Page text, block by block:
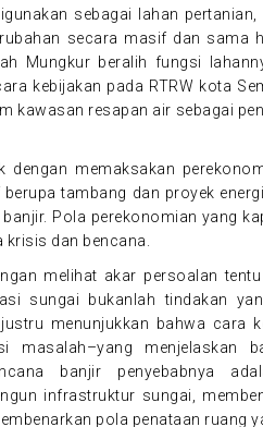
sebagai lahan
secara masif dan sama
Mungkur beralih fungsi
kebijakan pada RTRW kota
kawasan resapan air sebagai
dengan memaksakan
tambang dan proyek
Pola perekonomian yang
dan bencana.
melihat akar persoalan
sungai bukanlah tindakan
menunjukkan bahwa cara
masalah–yang menjelaskan
banjir penyebabnya
infrastruktur sungai,
pola penataan ruang